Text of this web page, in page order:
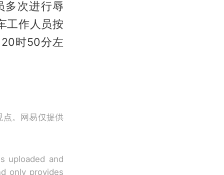
多次进行辱
工作人员按
时50分左
点。网易仅提供
uploaded and
only provides